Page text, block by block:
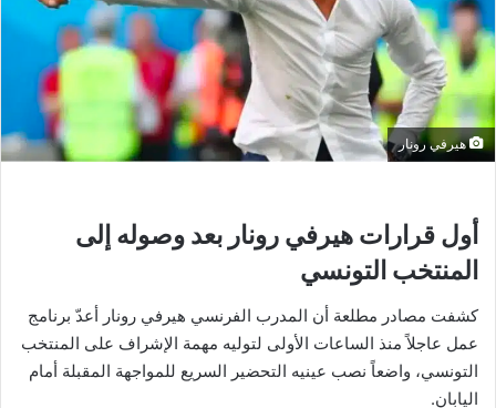
هيرفي رونار
أول قرارات هيرفي رونار بعد وصوله إلى
المنتخب التونسي
كشفت مصادر مطلعة أن المدرب الفرنسي هيرفي رونار أعدّ برنامج
عمل عاجلاً منذ الساعات الأولى لتوليه مهمة الإشراف على المنتخب
التونسي، واضعاً نصب عينيه التحضير السريع للمواجهة المقبلة أمام
اليابان.